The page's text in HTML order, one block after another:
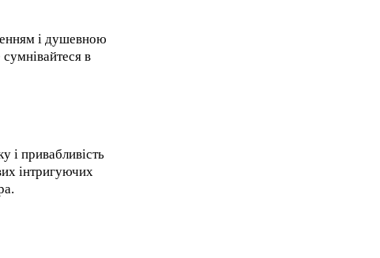
і душевною
в
і привабливість
інтригуючих